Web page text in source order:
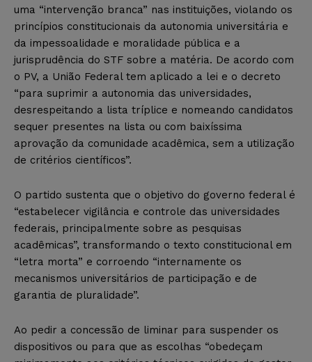
uma “intervenção branca” nas instituições, violando os
princípios constitucionais da autonomia universitária e
da impessoalidade e moralidade pública e a
jurisprudência do STF sobre a matéria. De acordo com
o PV, a União Federal tem aplicado a lei e o decreto
“para suprimir a autonomia das universidades,
desrespeitando a lista tríplice e nomeando candidatos
sequer presentes na lista ou com baixíssima
aprovação da comunidade acadêmica, sem a utilização
de critérios científicos”.
O partido sustenta que o objetivo do governo federal é
“estabelecer vigilância e controle das universidades
federais, principalmente sobre as pesquisas
acadêmicas”, transformando o texto constitucional em
“letra morta” e corroendo “internamente os
mecanismos universitários de participação e de
garantia de pluralidade”.
Ao pedir a concessão de liminar para suspender os
dispositivos ou para que as escolhas “obedeçam